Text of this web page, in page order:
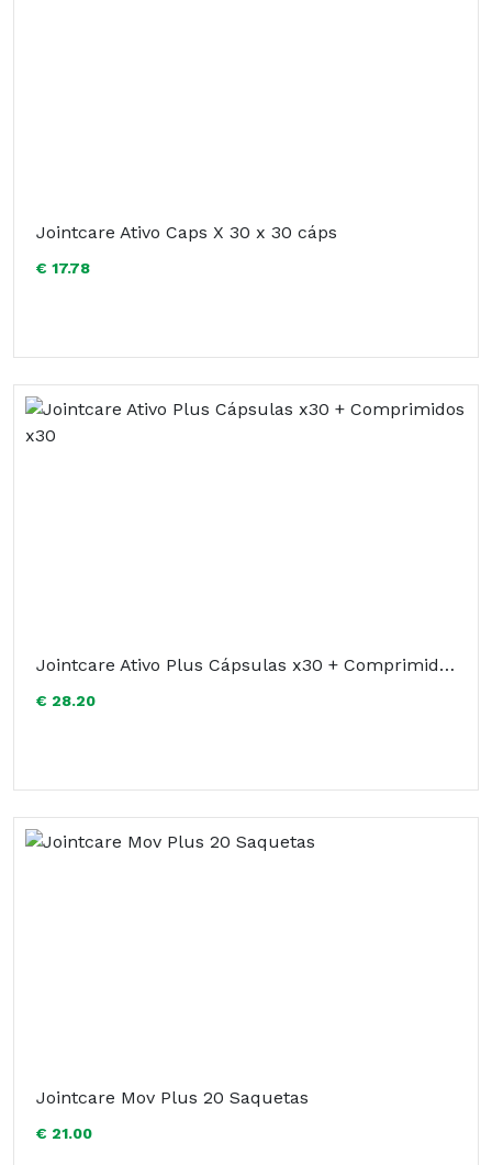
Jointcare Ativo Caps X 30 x 30 cáps
€ 17.78
Jointcare Ativo Plus Cápsulas x30 + Comprimidos x30
€ 28.20
Jointcare Mov Plus 20 Saquetas
€ 21.00